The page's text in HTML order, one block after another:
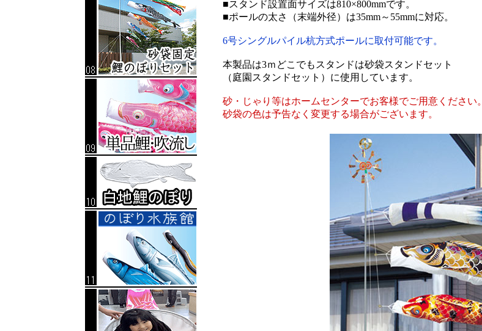
■スタンド設置面サイズは810×800mmです。
■ポールの太さ（末端外径）は35mm～55mmに対応。
6号シングルパイル杭方式ポールに取付可能です。
本製品は3ｍどこでもスタンドは砂袋スタンドセット
（庭園スタンドセット）に使用しています。
砂・じゃり等はホームセンターでお客様でご用意ください。
砂袋の色は予告なく変更する場合がございます。